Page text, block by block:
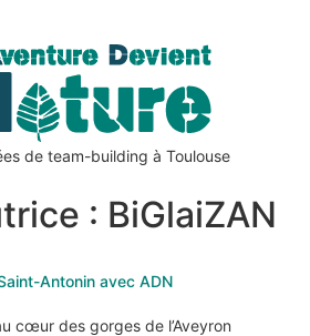
de team-building à Toulouse
: BiGlaiZAN
Antonin avec ADN
cœur des gorges de l’Aveyron